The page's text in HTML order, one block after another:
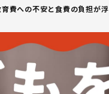
費への不安と食費の負担が